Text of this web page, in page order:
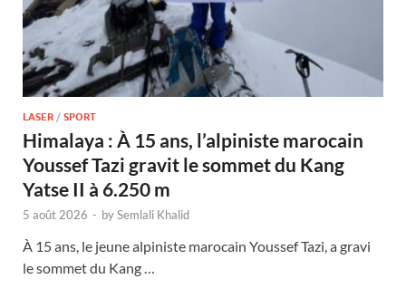
LASER / SPORT
Himalaya : À 15 ans, l’alpiniste marocain
Youssef Tazi gravit le sommet du Kang
Yatse II à 6.250 m
5 août 2026 - bySemlali Khalid
À 15 ans, le jeune alpiniste marocain Youssef Tazi, a gravi
le sommet du Kang …